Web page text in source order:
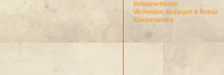
Betaalmethoden
Verzenden, Bezorgen & Retour
Klantenservice